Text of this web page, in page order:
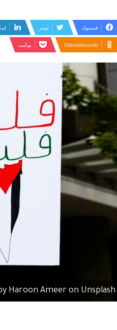
فيسبوك تويتر
Odnoklassniki بوكيت